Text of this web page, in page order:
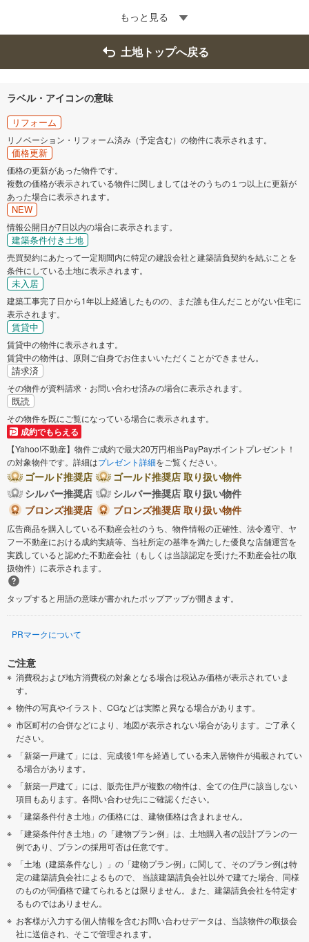
もっと見る
土地トップへ戻る
ラベル・アイコンの意味
リフォーム
リノベーション・リフォーム済み（予定含む）の物件に表示されます。
価格更新
価格の更新があった物件です。
複数の価格が表示されている物件に関しましてはそのうちの１つ以上に更新が
あった場合に表示されます。
NEW
情報公開日が7日以内の場合に表示されます。
建築条件付き土地
売買契約にあたって一定期間内に特定の建設会社と建築請負契約を結ぶことを
条件にしている土地に表示されます。
未入居
建築工事完了日から1年以上経過したものの、まだ誰も住んだことがない住宅に
表示されます。
賃貸中
賃貸中の物件に表示されます。
賃貸中の物件は、原則ご自身でお住まいいただくことができません。
請求済
その物件が資料請求・お問い合わせ済みの場合に表示されます。
既読
その物件を既にご覧になっている場合に表示されます。
成約でもらえる
【Yahoo!不動産】物件ご成約で最大20万円相当PayPayポイントプレゼント！
の対象物件です。詳細はプレゼント詳細をご覧ください。
ゴールド推奨店
ゴールド推奨店 取り扱い物件
シルバー推奨店
シルバー推奨店 取り扱い物件
ブロンズ推奨店
ブロンズ推奨店 取り扱い物件
広告商品を購入している不動産会社のうち、物件情報の正確性、法令遵守、ヤ
フー不動産における成約実績等、当社所定の基準を満たした優良な店舗運営を
実践していると認めた不動産会社（もしくは当該認定を受けた不動産会社の取
扱物件）に表示されます。
タップすると用語の意味が書かれたポップアップが開きます。
PRマークについて
ご注意
消費税および地方消費税の対象となる場合は税込み価格が表示されていま
す。
物件の写真やイラスト、CGなどは実際と異なる場合があります。
市区町村の合併などにより、地図が表示されない場合があります。ご了承く
ださい。
「新築一戸建て」には、完成後1年を経過している未入居物件が掲載されてい
る場合があります。
「新築一戸建て」には、販売住戸が複数の物件は、全ての住戸に該当しない
項目もあります。各問い合わせ先にご確認ください。
「建築条件付き土地」の価格には、建物価格は含まれません。
「建築条件付き土地」の「建物プラン例」は、土地購入者の設計プランの一
例であり、プランの採用可否は任意です。
「土地（建築条件なし）」の「建物プラン例」に関して、そのプラン例は特
定の建築請負会社によるもので、 当該建築請負会社以外で建てた場合、同様
のものが同価格で建てられるとは限りません。また、建築請負会社を特定す
るものではありません。
お客様が入力する個人情報を含むお問い合わせデータは、当該物件の取扱会
社に送信され、そこで管理されます。